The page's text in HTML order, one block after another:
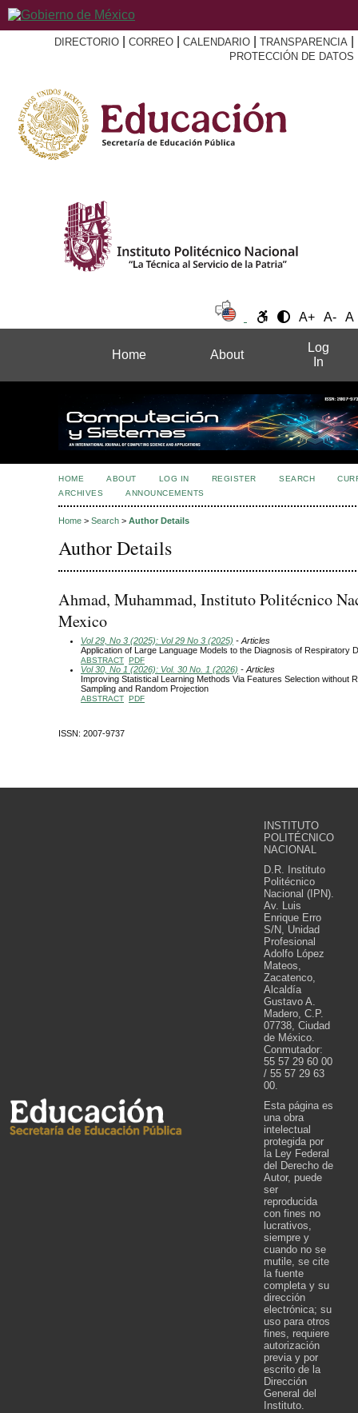
DIRECTORIO CORREO CALENDARIO TRANSPARENCIA
PROTECCIÓN DE DATOS
A+ A- A
Home About
Log
In
HOME ABOUT LOG IN REGISTER SEARCH
ARCHIVES
ANNOUNCEMENTS
Home > Search > Author Details
Author Details
Ahmad, Muhammad, Instituto Politécnico
Mexico
Vol 29, No 3 (2025): Vol 29 No 3 (2025) - Articles
Application of Large Language Models to the Diagnosis of Respiratory
ABSTRACT PDF
Vol 30, No 1 (2026): Vol. 30 No. 1 (2026) - Articles
Improving Statistical Learning Methods Via Features Selection without
Sampling and Random Projection
ABSTRACT PDF
ISSN: 2007-9737
INSTITUTO
POLITÉCNICO
NACIONAL
D.R. Instituto
Politécnico
Nacional (IPN).
Av. Luis
Enrique Erro
S/N, Unidad
Profesional
Adolfo López
Mateos,
Zacatenco,
Alcaldía
Gustavo A.
Madero, C.P.
07738, Ciudad
de México.
Conmutador:
55 57 29 60 00
/ 55 57 29 63
00.
Esta página es
una obra
intelectual
protegida por
la Ley Federal
del Derecho de
Autor, puede
ser
reproducida
con fines no
lucrativos,
siempre y
cuando no se
mutile, se cite
la fuente
completa y su
dirección
electrónica; su
uso para otros
fines, requiere
autorización
previa y por
escrito de la
Dirección
General del
Instituto.